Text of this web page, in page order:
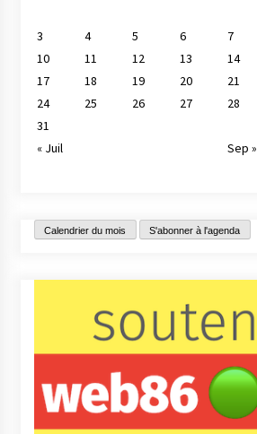
3
4 5 6 7
10
11 12 13 14
17
18 19 20 21
24
25 26 27 28
31
« Juil
Sep »
Calendrier du mois S'abonner à l'agenda